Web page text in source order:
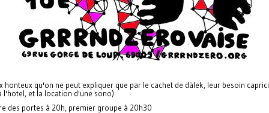
honteux qu'on ne peut expliquer que par le cachet de dälek, leur besoin
l'hotel, et la location d'une sono)
des portes à 20h, premier groupe à 20h30